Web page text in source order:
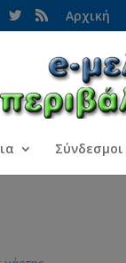
Αρχική
Σύνδεσμοι